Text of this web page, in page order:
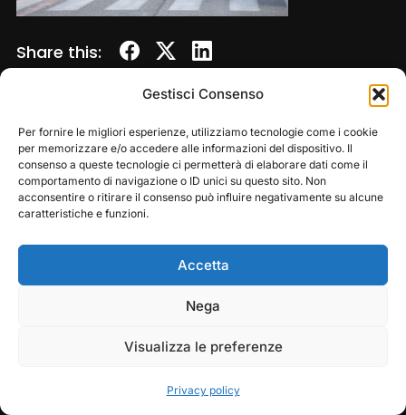
Gestisci Consenso
Per fornire le migliori esperienze, utilizziamo tecnologie come i cookie
per memorizzare e/o accedere alle informazioni del dispositivo. Il
consenso a queste tecnologie ci permetterà di elaborare dati come il
comportamento di navigazione o ID unici su questo sito. Non
acconsentire o ritirare il consenso può influire negativamente su alcune
caratteristiche e funzioni.
Accetta
Nega
Visualizza le preferenze
Privacy policy
Share this:
Copyright © 2026 — Frasassi Climbing Festival. All
Rights Reserved